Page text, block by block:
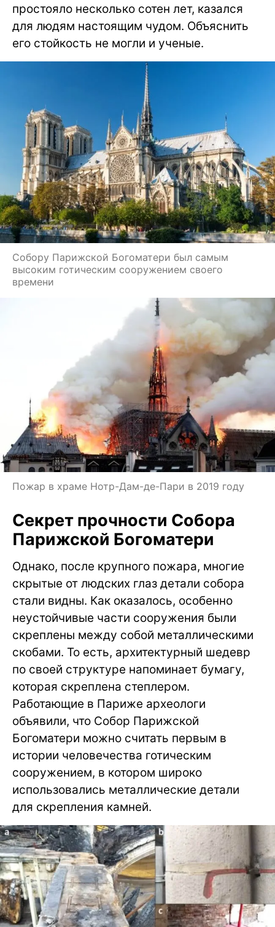
простояло несколько сотен лет, казался
для людям настоящим чудом. Объяснить
его стойкость не могли и ученые.
Собору Парижской Богоматери был самым
высоким готическим сооружением своего
времени
Пожар в храме Нотр-Дам-де-Пари в 2019 году
Секрет прочности Собора
Парижской Богоматери
Однако, после крупного пожара, многие
скрытые от людских глаз детали собора
стали видны. Как оказалось, особенно
неустойчивые части сооружения были
скреплены между собой металлическими
скобами. То есть, архитектурный шедевр
по своей структуре напоминает бумагу,
которая скреплена степлером.
Работающие в Париже археологи
объявили, что Собор Парижской
Богоматери можно считать первым в
истории человечества готическим
сооружением, в котором широко
использовались металлические детали
для скрепления камней.